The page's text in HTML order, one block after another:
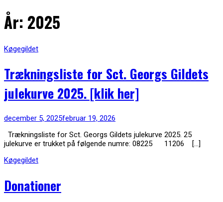
År: 2025
Køgegildet
Trækningsliste for Sct. Georgs Gildets
julekurve 2025. [klik her]
december 5, 2025februar 19, 2026
Trækningsliste for Sct. Georgs Gildets julekurve 2025. 25
julekurve er trukket på følgende numre: 08225 11206 […]
Køgegildet
Donationer